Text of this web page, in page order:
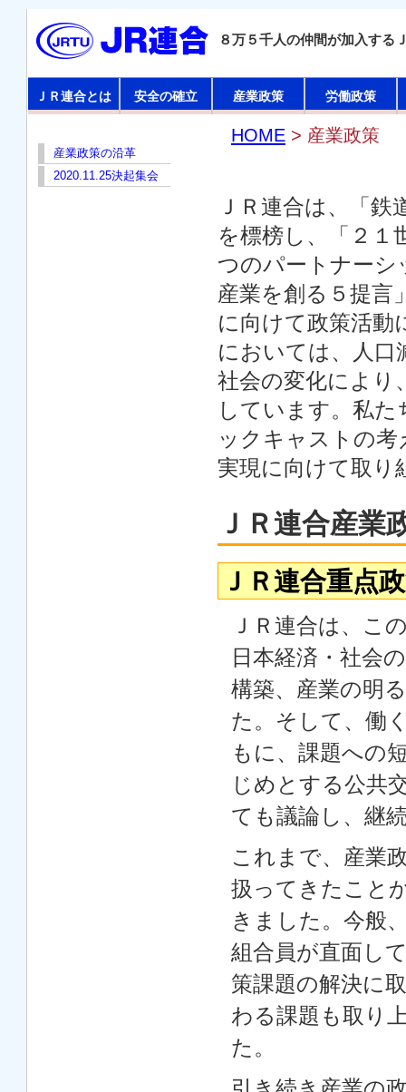
８万５千人の仲間が加入する
ＪＲ連合とは 安全の確立 産業政策 労働政策
産業政策の沿革
2020.11.25決起集会
HOME > 産業政策
ＪＲ連合は、「
を標榜し、「２１
つのパートナーシ
産業を創る５提言
に向けて政策活動
においては、人口
社会の変化により
しています。私
ックキャストの
実現に向けて取り
ＪＲ連合産業
ＪＲ連合重点
ＪＲ連合は、こ
日本経済・社会
構築、産業の明
た。そして、働
もに、課題への
じめとする公共
ても議論し、継
これまで、産業
扱ってきたこと
きました。今般
組合員が直面し
策課題の解決に
わる課題も取り
た。